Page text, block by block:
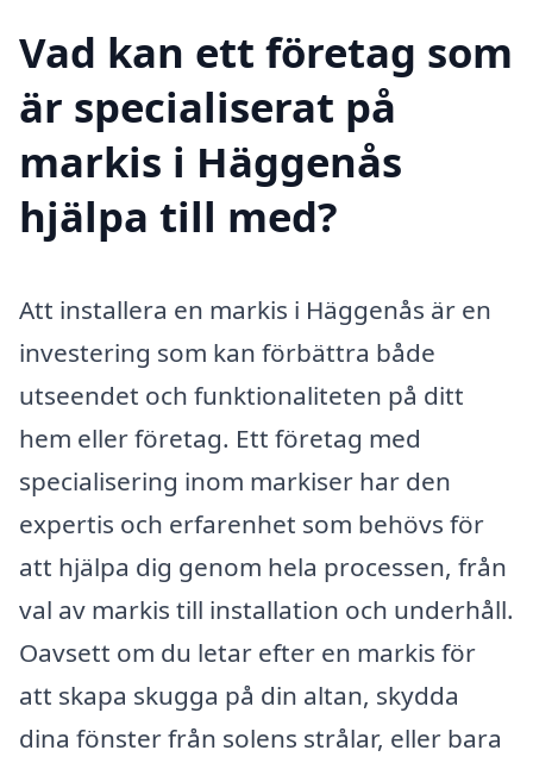
Vad kan ett företag som
är specialiserat på
markis i Häggenås
hjälpa till med?
Att installera en markis i Häggenås är en
investering som kan förbättra både
utseendet och funktionaliteten på ditt
hem eller företag. Ett företag med
specialisering inom markiser har den
expertis och erfarenhet som behövs för
att hjälpa dig genom hela processen, från
val av markis till installation och underhåll.
Oavsett om du letar efter en markis för
att skapa skugga på din altan, skydda
dina fönster från solens strålar, eller bara